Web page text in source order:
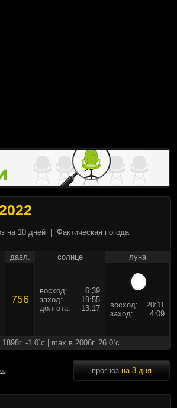
на 10 дней Фактическая погода
давл. солнце луна
756
восход:
6:39
заход:
19:55
долгота:
13:17 восход:
20:11
заход:
4:09
-1.0`c | max в 2006г. 26.0`c
прогноз на 3 дня